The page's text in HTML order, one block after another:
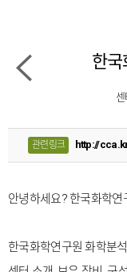
한
관련링크 http://
안녕하세요? 한국화학
한국화학연구원 화학분